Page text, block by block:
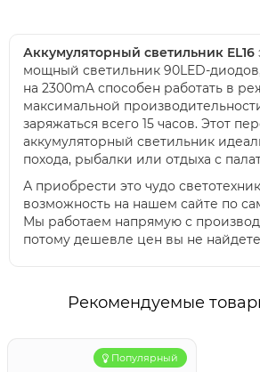
Аккумуляторный светильник EL16
мощный светильник 90LED-
на 2300mA способен работать в
максимальной
заряжаться всего 15 часов. Этот
аккумуляторный светильник
похода, рыбалки или отдыха с
А приобрести это чудо
возможность на нашем сайте по
Мы работаем напрямую с
потому дешевле цен вы не
Рекомендуемые
Популярный